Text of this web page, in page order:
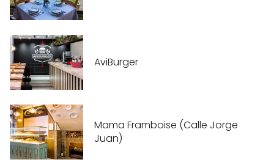
AviBurger
Mama Framboise (Calle Jorge
Juan)